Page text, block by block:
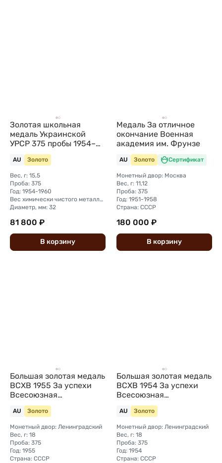
Золотая школьная
медаль Украинской
УРСР 375 пробы 1954–
1960 годов
AU Золото
Вес, г: 15,5
Проба: 375
Год: 1954-1960
Вес химически чистого металла, г: 5,81
Диаметр, мм: 32
81 800 ₽
В корзину
Медаль За отличное
окончание Военная
академия им. Фрунзе
AU Золото Сертификат
Монетный двор: Москва
Вес, г: 11,12
Проба: 375
Год: 1951-1958
Страна: СССР
180 000 ₽
В корзину
Большая золотая медаль
ВСХВ 1955 За успехи
Всесоюзная
сельскохозяйственная
выставка без номера
ВДНХ
AU Золото
Монетный двор: Ленинградский
Вес, г: 18
Проба: 375
Год: 1955
Страна: СССР
Большая золотая медаль
ВСХВ 1954 За успехи
Всесоюзная
сельскохозяйственная
выставка номерная
ВДНХ
AU Золото
Монетный двор: Ленинградский
Вес, г: 18
Проба: 375
Год: 1954
Страна: СССР